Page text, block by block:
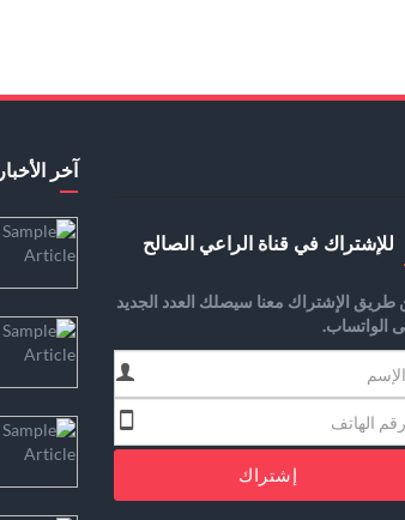
للإشتراك في قناة الراعي الصالح
طريق الإشتراك معنا سيصلك العدد الجديد
الواتساب.
إشتراك
آخر الأخبار